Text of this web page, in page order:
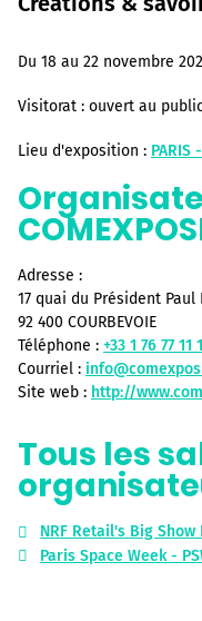
Du 18 au 22 novembre
Visitorat : ouvert au public
Lieu d'exposition : PARIS
Adresse :
17 quai du Président Paul
92 400 COURBEVOIE
Téléphone : +33 1 76 77 11
Courriel :
Site web : http://
Tous les
NRF Retail's Big
Paris Space Week -